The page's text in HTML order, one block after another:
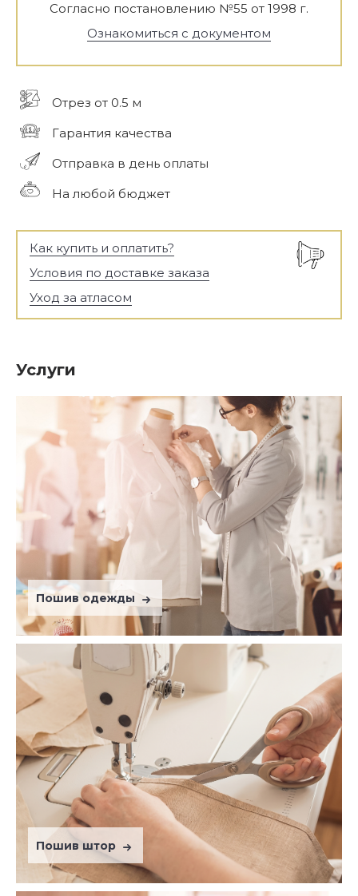
Согласно постановлению №55 от 1998 г.
Ознакомиться с документом
Отрез от 0.5 м
Гарантия качества
Отправка в день оплаты
На любой бюджет
Как купить и оплатить?
Условия по доставке заказа
Уход за атласом
Услуги
Пошив одежды
Пошив штор